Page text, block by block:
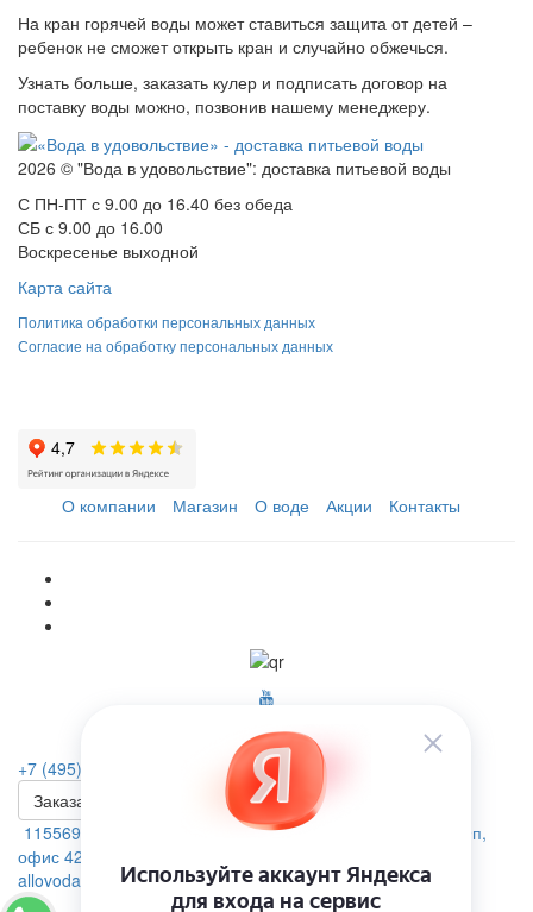
На кран горячей воды может ставиться защита от детей –
ребенок не сможет открыть кран и случайно обжечься.
Узнать больше, заказать кулер и подписать договор на
поставку воды можно, позвонив нашему менеджеру.
2026 © "Вода в удовольствие": доставка питьевой воды
С ПН-ПТ с 9.00 до 16.40 без обеда
СБ с 9.00 до 16.00
Воскресенье выходной
Карта сайта
Политика обработки персональных данных
Согласие на обработку персональных данных
О компании Магазин О воде Акции Контакты
+7 (495) 223-46-26
Заказать звонок
115569, г. Москва, ул.Домодедовская. д.4 помещение 19п,
офис 42А
allovoda@mail.ru